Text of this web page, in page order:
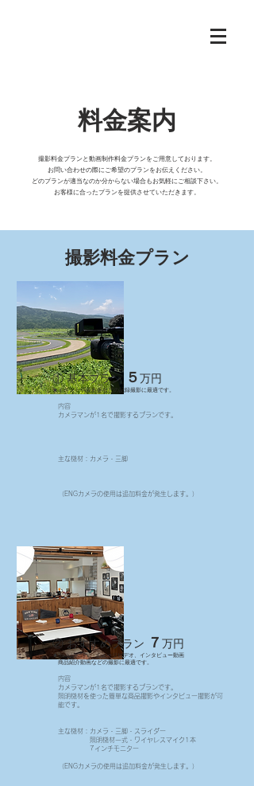
料金案内
撮影料金プランと動画制作料金プランをご用意しております。
お問い合わせの際にご希望のプランをお伝えください。
どのプランが適当なのか分からない場合もお気軽にご相談下さい。
お客様に合ったプランを提供させていただきます。
撮影料金プラン
① 基本プラン ５万円
★イベントや発表会などの記録撮影に最適です。
内容
カメラマンが1名で撮影するプランです。
​主な機材：カメラ・三脚
（ENGカメラの使用は追加料金が発生します。）
② おすすめプラン ７ 万円
★Youtube、PV、イメージビデオ、インタビュー動画
商品紹介動画などの撮影に最適です。
内容
​カメラマンが1名で撮影するプランです。
照明機材を使った簡単な商品撮影やインタビュー撮影が可
能です。
主な機材：カメラ・三脚・スライダー​
照明機材一式・ワイヤレスマイク1本
7インチモニター
（ENGカメラの使用は追加料金が発生します。）